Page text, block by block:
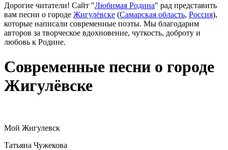
Дорогие читатели! Сайт "Любимая Родина" рад представить
вам песни о городе Жигулёвске (Самарская область, Россия),
которые написали современные поэты. Мы благодарим
авторов за творческое вдохновение, чуткость, доброту и
любовь к Родине.
Современные песни о городе
Жигулёвске
Мой Жигулевск
Татьяна Чужекова